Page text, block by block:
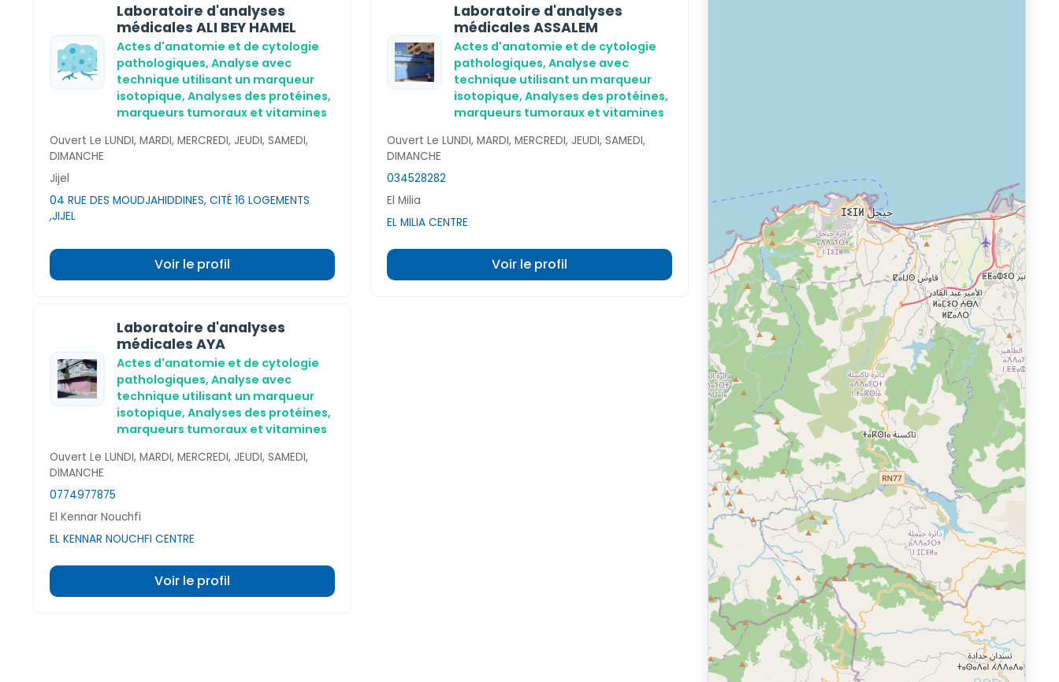
Laboratoire d'analyses
médicales ALI BEY HAMEL
Actes d'anatomie et de cytologie
pathologiques, Analyse avec
technique utilisant un marqueur
isotopique, Analyses des protéines,
marqueurs tumoraux et vitamines
Ouvert Le LUNDI, MARDI, MERCREDI, JEUDI, SAMEDI,
DIMANCHE
Jijel
04 RUE DES MOUDJAHIDDINES, CITÉ 16 LOGEMENTS
,JIJEL
Voir le profil
Laboratoire d'analyses
médicales ASSALEM
Actes d'anatomie et de cytologie
pathologiques, Analyse avec
technique utilisant un marqueur
isotopique, Analyses des protéines,
marqueurs tumoraux et vitamines
Ouvert Le LUNDI, MARDI, MERCREDI, JEUDI, SAMEDI,
DIMANCHE
034528282
El Milia
EL MILIA CENTRE
Voir le profil
Laboratoire d'analyses
médicales AYA
Actes d'anatomie et de cytologie
pathologiques, Analyse avec
technique utilisant un marqueur
isotopique, Analyses des protéines,
marqueurs tumoraux et vitamines
Ouvert Le LUNDI, MARDI, MERCREDI, JEUDI, SAMEDI,
DIMANCHE
0774977875
El Kennar Nouchfi
EL KENNAR NOUCHFI CENTRE
Voir le profil